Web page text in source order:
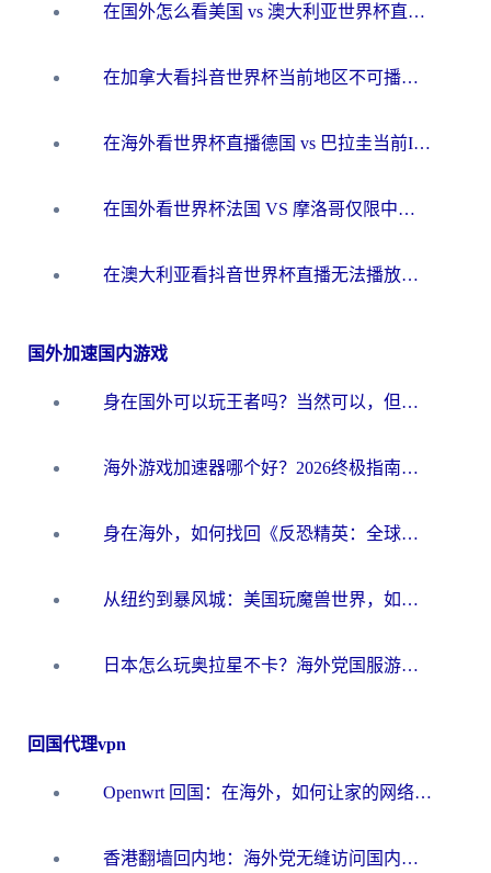
在国外怎么看美国 vs 澳大利亚世界杯直播？海外党必藏的中文解说观赛指南
在加拿大看抖音世界杯当前地区不可播放？海外党体育观赛终极指南
在海外看世界杯直播德国 vs 巴拉圭当前IP受限制？这篇指南帮你轻松解决地区限制
在国外看世界杯法国 VS 摩洛哥仅限中国大陆？别让地域限制拦下你的欢呼
在澳大利亚看抖音世界杯直播无法播放？海外党体育观赛终极指南来了！
国外加速国内游戏
身在国外可以玩王者吗？当然可以，但你需要这份“加速”指南
海外游戏加速器哪个好？2026终极指南帮你畅玩国服+解决卡顿难题
身在海外，如何找回《反恐精英：全球攻势》国服的丝滑手感？一份给你的终极指南
从纽约到暴风城：美国玩魔兽世界，如何找到你的最佳网络航线
日本怎么玩奥拉星不卡？海外党国服游戏加速器选择全攻略
回国代理vpn
Openwrt 回国：在海外，如何让家的网络触手可及
香港翻墙回内地：海外党无缝访问国内资源的加速器选择全攻略